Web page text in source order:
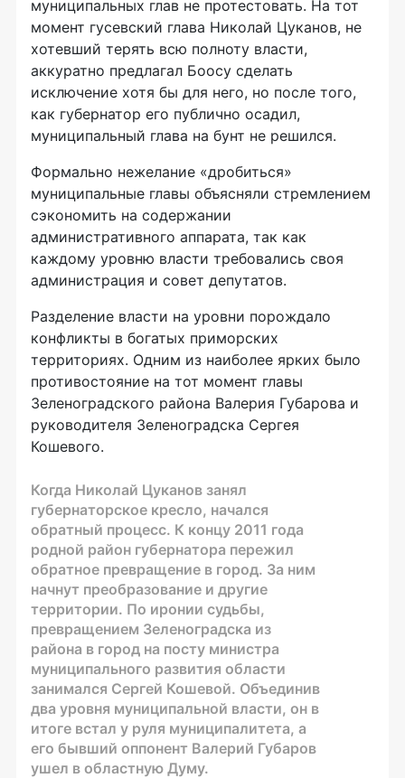
муниципальных глав не протестовать. На тот
момент гусевский глава Николай Цуканов, не
хотевший терять всю полноту власти,
аккуратно предлагал Боосу сделать
исключение хотя бы для него, но после того,
как губернатор его публично осадил,
муниципальный глава на бунт не решился.
Формально нежелание «дробиться»
муниципальные главы объясняли стремлением
сэкономить на содержании
административного аппарата, так как
каждому уровню власти требовались своя
администрация и совет депутатов.
Разделение власти на уровни порождало
конфликты в богатых приморских
территориях. Одним из наиболее ярких было
противостояние на тот момент главы
Зеленоградского района Валерия Губарова и
руководителя Зеленоградска Сергея
Кошевого.
Когда Николай Цуканов занял
губернаторское кресло, начался
обратный процесс. К концу 2011 года
родной район губернатора пережил
обратное превращение в город. За ним
начнут преобразование и другие
территории. По иронии судьбы,
превращением Зеленоградска из
района в город на посту министра
муниципального развития области
занимался Сергей Кошевой. Объединив
два уровня муниципальной власти, он в
итоге встал у руля муниципалитета, а
его бывший оппонент Валерий Губаров
ушел в областную Думу.